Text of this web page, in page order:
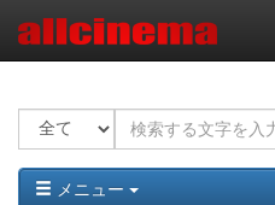
メニュー